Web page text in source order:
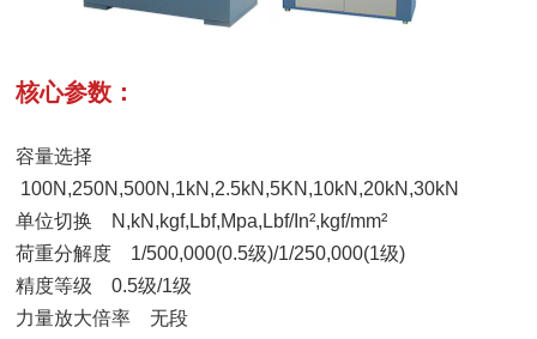
核心参数：
容量选择
100N,250N,500N,1kN,2.5kN,5KN,10kN,20kN,30kN
单位切换 N,kN,kgf,Lbf,Mpa,Lbf/In²,kgf/mm²
荷重分解度 1/500,000(0.5级)/1/250,000(1级)
精度等级 0.5级/1级
力量放大倍率 无段